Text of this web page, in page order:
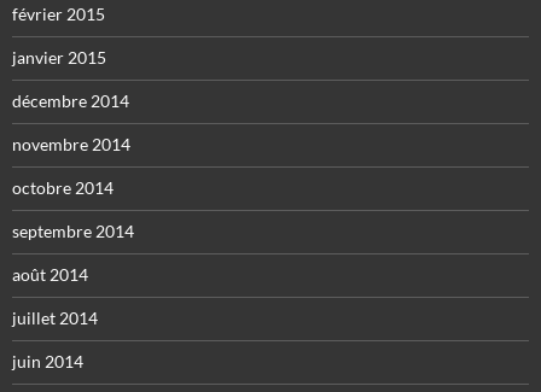
février 2015
janvier 2015
décembre 2014
novembre 2014
octobre 2014
septembre 2014
août 2014
juillet 2014
juin 2014